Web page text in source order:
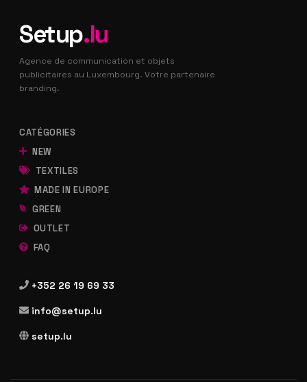
Setup.lu
Agence de communication et objets
publicitaires au Luxembourg. Votre partenaire
branding.
CATÉGORIES
NEW
TEXTILES
MADE IN EUROPE
GREEN
OUTLET
FAQ
+352 26 19 69 33
info@setup.lu
setup.lu